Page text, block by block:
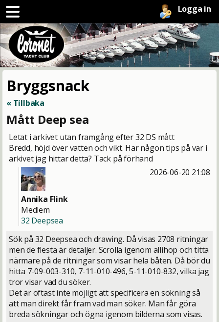
Logga in
Bryggsnack
« Tillbaka
Mått Deep sea
Letat i arkivet utan framgång efter 32 DS mått
Bredd, höjd över vatten och vikt. Har någon tips på var i
arkivet jag hittar detta? Tack på förhand
2026-06-20 21:08
Annika Flink
Medlem
32 Deepsea
Sök på 32 Deepsea och drawing. Då visas 2708 ritningar
men de flesta är detaljer. Scrolla igenom allihop och titta
närmare på de ritningar som visar hela båten. Då bör du
hitta 7-09-003-310, 7-11-010-496, 5-11-010-832, vilka jag
tror visar vad du söker.
Det är oftast inte möjligt att specificera en sökning så
att man direkt får fram vad man söker. Man får göra
breda sökningar och ögna igenom bilderna som visas.